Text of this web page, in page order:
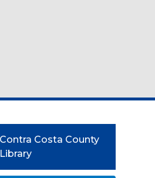
Contact
the
Library
Contra Costa County
Library